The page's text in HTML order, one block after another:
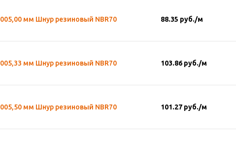
005,00 мм Шнур резиновый NBR70 88.35 руб./м
005,33 мм Шнур резиновый NBR70 103.86 руб./м
005,50 мм Шнур резиновый NBR70 101.27 руб./м